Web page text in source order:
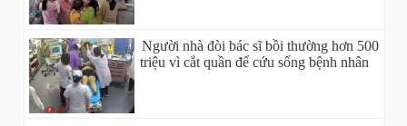
Người nhà đòi bác sĩ bồi thường hơn 500
triệu vì cắt quần để cứu sống bệnh nhân